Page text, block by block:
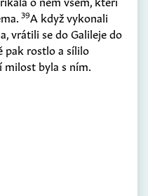
39A když vykonali
vrátili se do Galileje do
pak rostlo a sílilo
milost byla s ním.